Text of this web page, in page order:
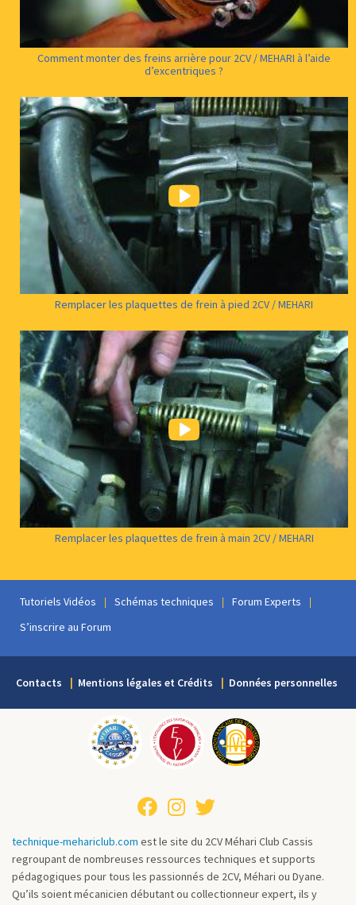
Comment monter des freins arrière pour 2CV / MEHARI à l’aide
d’excentriques ?
Remplacer les plaquettes de frein à pied 2CV / MEHARI
Remplacer les plaquettes de frein à main 2CV / MEHARI
Tutoriels Vidéos Schémas techniques
Forum Experts
S’inscrire au Forum
Contacts Mentions légales et Crédits Données personnelles
technique-mehariclub.com est le site du 2CV Méhari Club Cassis
regroupant de nombreuses ressources techniques et supports
pédagogiques pour tous les passionnés de 2CV, Méhari ou Dyane.
Qu’ils soient mécanicien débutant ou collectionneur expert, ils y